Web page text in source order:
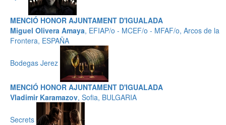
MENCIÓ HONOR AJUNTAMENT D'IGUALADA
Miguel Olivera Amaya, EFIAP/o - MCEF/o - MFAF/o, Arcos de la
Frontera, ESPAÑA
Bodegas Jerez
MENCIÓ HONOR AJUNTAMENT D'IGUALADA
Vladimir Karamazov, Sofia, BULGARIA
Secrets